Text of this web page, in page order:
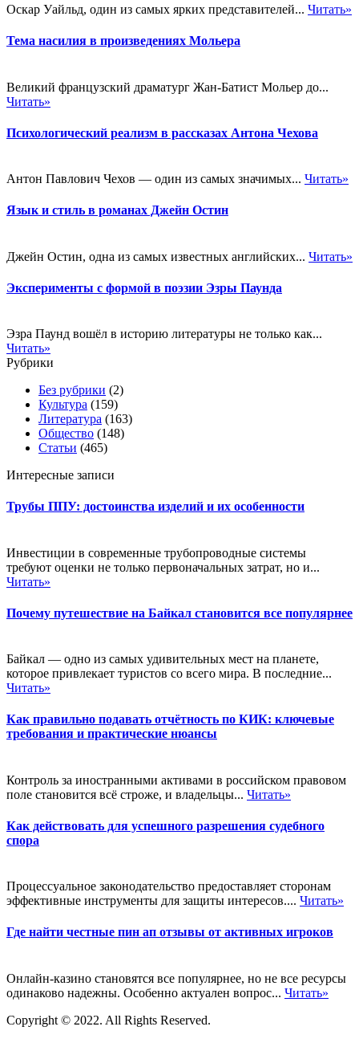
Оскар Уайльд, один из самых ярких представителей... Читать»
Тема насилия в произведениях Мольера
Великий французский драматург Жан-Батист Мольер до...
Читать»
Психологический реализм в рассказах Антона Чехова
Антон Павлович Чехов — один из самых значимых... Читать»
Язык и стиль в романах Джейн Остин
Джейн Остин, одна из самых известных английских... Читать»
Эксперименты с формой в поэзии Эзры Паунда
Эзра Паунд вошёл в историю литературы не только как...
Читать»
Рубрики
Без рубрики (2)
Культура (159)
Литература (163)
Общество (148)
Статьи (465)
Интересные записи
Трубы ППУ: достоинства изделий и их особенности
Инвестиции в современные трубопроводные системы
требуют оценки не только первоначальных затрат, но и...
Читать»
Почему путешествие на Байкал становится все популярнее
Байкал — одно из самых удивительных мест на планете,
которое привлекает туристов со всего мира. В последние...
Читать»
Как правильно подавать отчётность по КИК: ключевые
требования и практические нюансы
Контроль за иностранными активами в российском правовом
поле становится всё строже, и владельцы... Читать»
Как действовать для успешного разрешения судебного
спора
Процессуальное законодательство предоставляет сторонам
эффективные инструменты для защиты интересов.... Читать»
Где найти честные пин ап отзывы от активных игроков
Онлайн-казино становятся все популярнее, но не все ресурсы
одинаково надежны. Особенно актуален вопрос... Читать»
Copyright © 2022. All Rights Reserved.